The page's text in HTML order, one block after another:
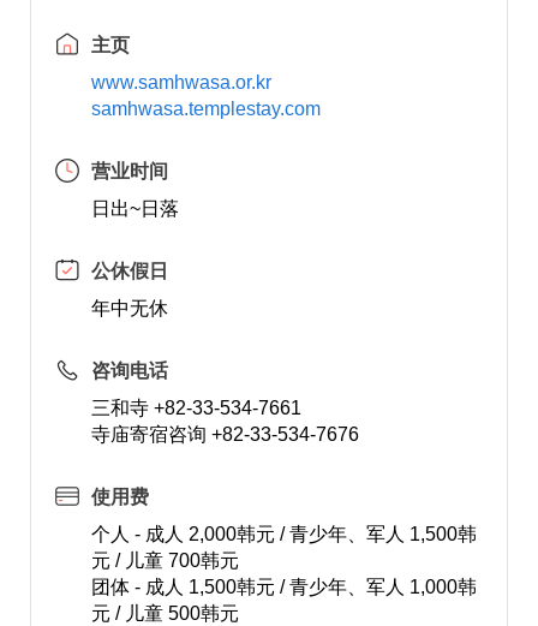
主页
www.samhwasa.or.kr
samhwasa.templestay.com
营业时间
日出~日落
公休假日
年中无休
咨询电话
三和寺 +82-33-534-7661
寺庙寄宿咨询 +82-33-534-7676
使用费
个人 - 成人 2,000韩元 / 青少年、军人 1,500韩
元 / 儿童 700韩元
团体 - 成人 1,500韩元 / 青少年、军人 1,000韩
元 / 儿童 500韩元